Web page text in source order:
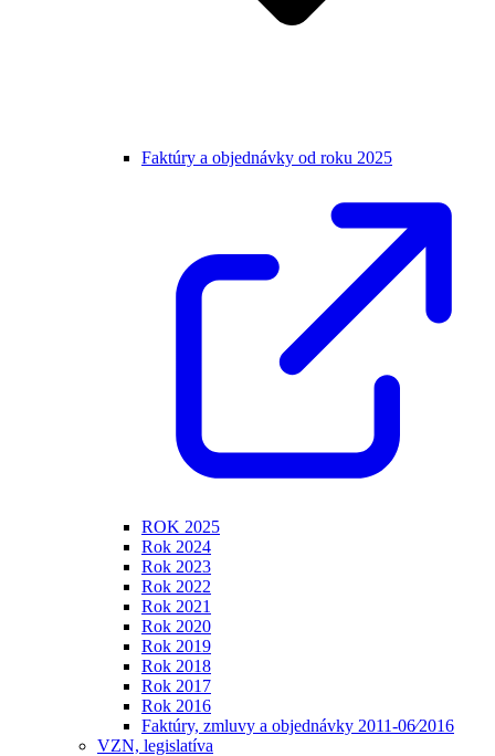
Faktúry a objednávky od roku 2025
ROK 2025
Rok 2024
Rok 2023
Rok 2022
Rok 2021
Rok 2020
Rok 2019
Rok 2018
Rok 2017
Rok 2016
Faktúry, zmluvy a objednávky 2011-06⁄2016
VZN, legislatíva